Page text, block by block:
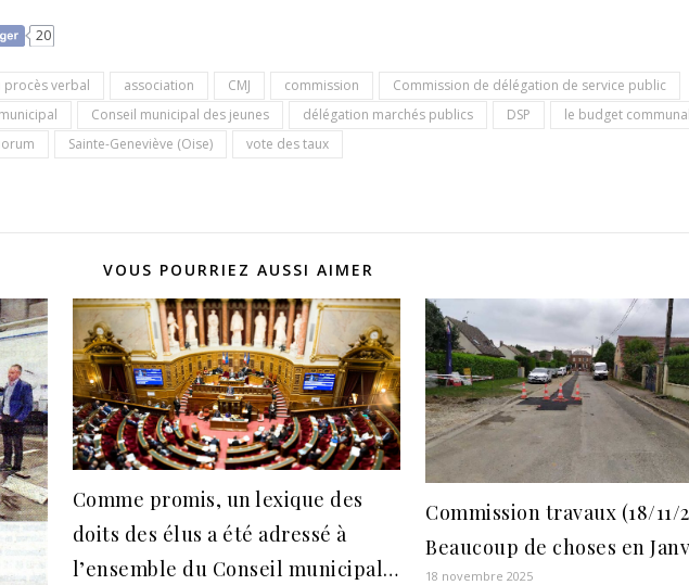
20
verbal association CMJ commission
Commission de délégation de service public
Conseil municipal des jeunes délégation marchés publics DSP
le budget communal
Sainte-Geneviève (Oise) vote des taux
VOUS POURRIEZ AUSSI AIMER
Comme promis, un lexique des
doits des élus a été adressé à
l’ensemble du Conseil municipal…
Commission travaux (18/11/
Beaucoup de choses en
18 novembre 2025